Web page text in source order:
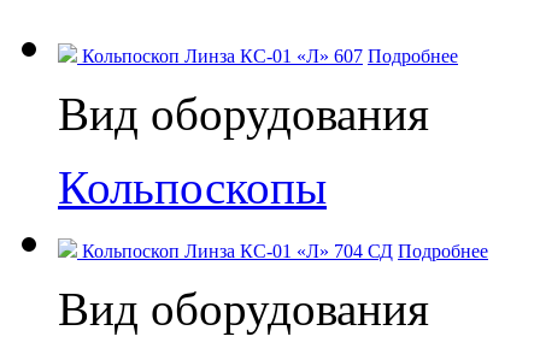
Кольпоскоп Линза КС-01 «Л» 607 Подробнее
Вид оборудования
Кольпоскопы
Кольпоскоп Линза КС-01 «Л» 704 СД Подробнее
Вид оборудования